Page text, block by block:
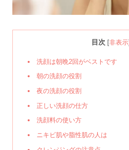
目次 非表示]
洗顔は朝晩2回がベストです
朝の洗顔の役割
夜の洗顔の役割
正しい洗顔の仕方
洗顔料の使い方
ニキビ肌や脂性肌の人は